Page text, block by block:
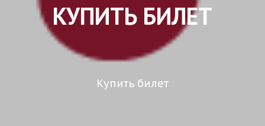
КУПИТЬ БИЛЕТ
Купить билет